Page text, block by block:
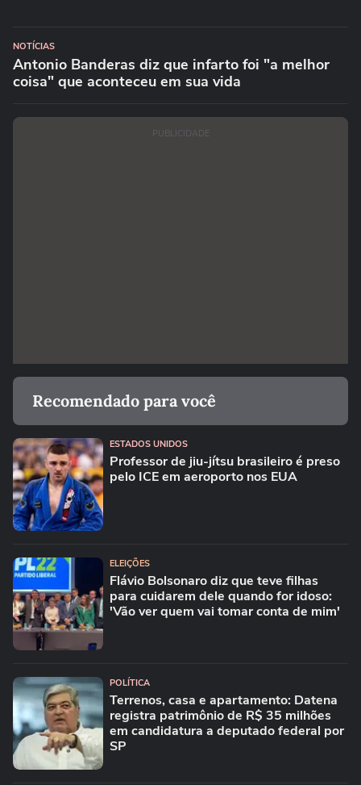
NOTÍCIAS
Antonio Banderas diz que infarto foi "a melhor
coisa" que aconteceu em sua vida
PUBLICIDADE
Recomendado para você
ESTADOS UNIDOS
Professor de jiu-jítsu brasileiro é preso
pelo ICE em aeroporto nos EUA
ELEIÇÕES
Flávio Bolsonaro diz que teve filhas
para cuidarem dele quando for idoso:
'Vão ver quem vai tomar conta de mim'
POLÍTICA
Terrenos, casa e apartamento: Datena
registra patrimônio de R$ 35 milhões
em candidatura a deputado federal por
SP